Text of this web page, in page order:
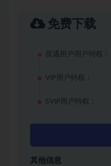
免费下载
普通用户用户特权：
VIP用户特权：
SVIP用户特权：
其他信息